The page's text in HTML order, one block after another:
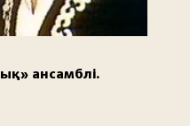
ансамблі.